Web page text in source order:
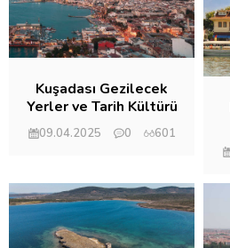
Kuşadası Gezilecek
Yerler ve Tarih Kültürü
09.04.2025 0 601